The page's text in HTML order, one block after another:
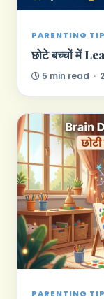
PARENTING
छोटे बच्चों में
5 min read ·
PARENTING